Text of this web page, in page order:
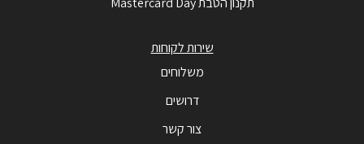
שירות לקוחות
משלוחים
דרושים
צור קשר